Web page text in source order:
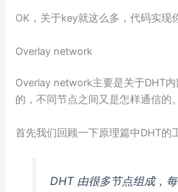
OK，关于key就这么多，代码实现
Overlay network
Overlay network主要是关于DHT
的，不同节点之间又是怎样通信的。
首先我们回顾一下原理篇中DHT的
DHT 由很多节点组成，